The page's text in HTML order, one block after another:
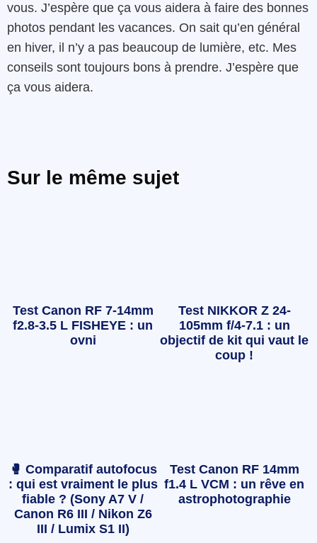
vous. J’espère que ça vous aidera à faire des bonnes
photos pendant les vacances. On sait qu’en général
en hiver, il n’y a pas beaucoup de lumière, etc. Mes
conseils sont toujours bons à prendre. J’espère que
ça vous aidera.
Sur le même sujet
Test Canon RF 7-14mm
f2.8-3.5 L FISHEYE : un
ovni
Test NIKKOR Z 24-
105mm f/4-7.1 : un
objectif de kit qui vaut le
coup !
🥊 Comparatif autofocus
: qui est vraiment le plus
fiable ? (Sony A7 V /
Canon R6 III / Nikon Z6
III / Lumix S1 II)
Test Canon RF 14mm
f1.4 L VCM : un rêve en
astrophotographie